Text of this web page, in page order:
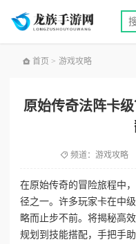
首页 > 游戏攻略
原始传奇法阵卡
频道： 游戏攻略
在原始传奇的冒险旅程中
径之一。许多玩家卡在中
略而止步不前。将揭秘高
规划到技能搭配，手把手